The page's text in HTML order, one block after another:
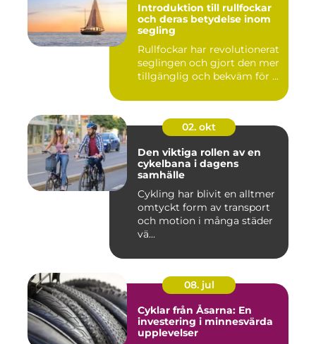
Introduktion till rullfockar
och deras betydelse inom
segling
Rullfockar har revolutionerat
seglingen och gjort den mer
tillgänglig och bekväm för ...
02. okt
Den viktiga rollen av en
cykelbana i dagens
samhälle
Cykling har blivit en alltmer
omtyckt form av transport
och motion i många städer
vä...
08. jul
Cyklar från Åsarna: En
investering i minnesvärda
upplevelser